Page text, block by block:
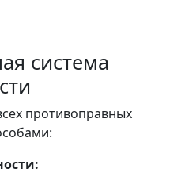
система
противоправных